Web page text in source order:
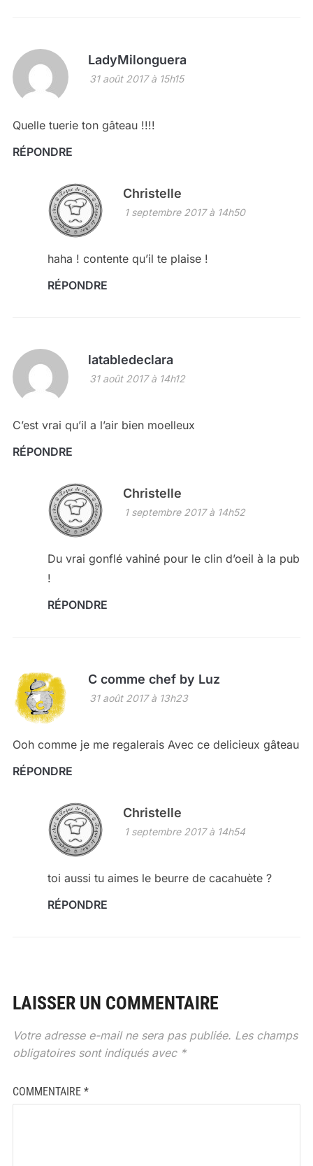
LadyMilonguera
31 août 2017 à 15h15
Quelle tuerie ton gâteau !!!!
RÉPONDRE
Christelle
1 septembre 2017 à 14h50
haha ! contente qu’il te plaise !
RÉPONDRE
latabledeclara
31 août 2017 à 14h12
C’est vrai qu’il a l’air bien moelleux
RÉPONDRE
Christelle
1 septembre 2017 à 14h52
Du vrai gonflé vahiné pour le clin d’oeil à la pub
!
RÉPONDRE
C comme chef by Luz
31 août 2017 à 13h23
Ooh comme je me regalerais Avec ce delicieux gâteau
RÉPONDRE
Christelle
1 septembre 2017 à 14h54
toi aussi tu aimes le beurre de cacahuète ?
RÉPONDRE
LAISSER UN COMMENTAIRE
Votre adresse e-mail ne sera pas publiée. Les champs
obligatoires sont indiqués avec *
COMMENTAIRE *